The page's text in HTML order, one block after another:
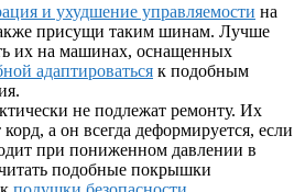
и ухудшение управляемости на
присущи таким шинам. Лучше
их на машинах, оснащенных
адаптироваться к подобным
не подлежат ремонту. Их
корд, а он всегда деформируется, если
при пониженном давлении в
подобные покрышки